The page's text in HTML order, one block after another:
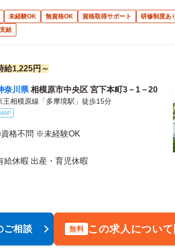
未経験OK 無資格OK 資格取得サポート 研修制度あ
給
給1,225円～
奈川県 相模原市中央区 宮下本町3－1－20
王相模原線「多摩境駅」徒歩15分
MAP
格不問 ※未経験OK
給休暇 出産・育児休暇
ご相談 無料 この求人につい